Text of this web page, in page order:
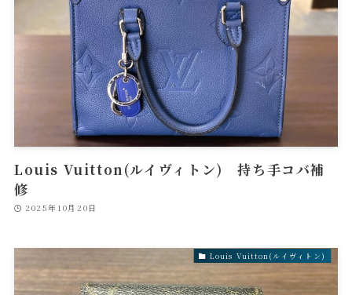
Louis Vuitton(ルイヴィトン) 持ち手コバ補
修
2025年10月20日
Louis Vuitton(ルイヴィトン)